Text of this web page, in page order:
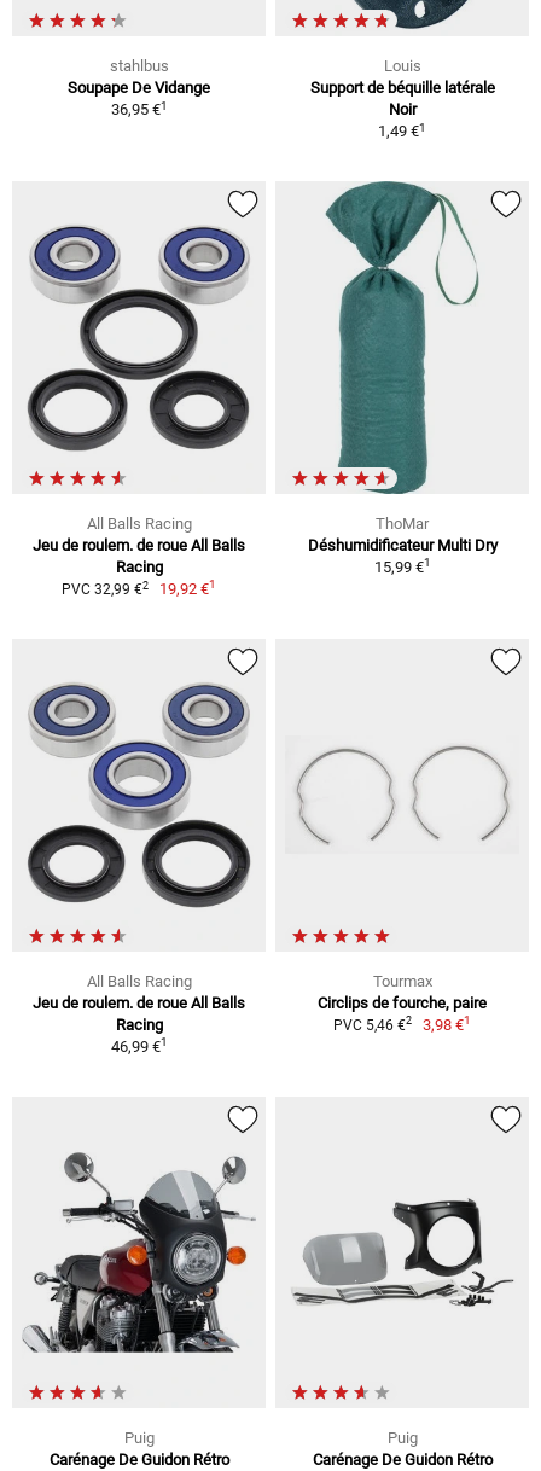
stahlbus
Soupape De Vidange
36,95 €1
Louis
Support de béquille latérale
Noir
1,49 €1
All Balls Racing
Jeu de roulem. de roue All Balls
Racing
PVC 32,99 €2 19,92 €1
ThoMar
Déshumidificateur Multi Dry
15,99 €1
All Balls Racing
Jeu de roulem. de roue All Balls
Racing
46,99 €1
Tourmax
Circlips de fourche, paire
PVC 5,46 €2 3,98 €1
Puig
Carénage De Guidon Rétro
Puig
Carénage De Guidon Rétro